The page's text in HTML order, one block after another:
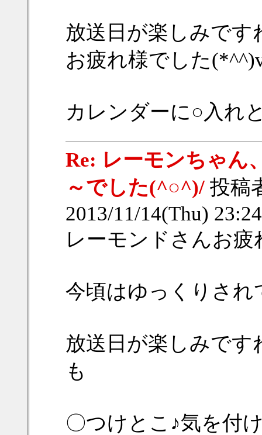
放送日が楽しみです
お疲れ様でした
カレンダーに○入れ
Re: レーモンちゃん
～でした(^○^)/ 投稿
2013/11/14(Thu)
レーモンドさんお疲
今頃はゆっくりされ
放送日が楽しみで
も
〇つけとこ♪気を付